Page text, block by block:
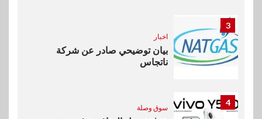
3
اخبار
بيان توضيحي صادر عن شركة
ناتجاس
4
سوق وصلة